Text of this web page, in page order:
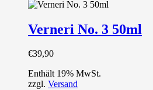
Verneri No. 3 50ml
€39,90
Enthält 19% MwSt.
zzgl. Versand